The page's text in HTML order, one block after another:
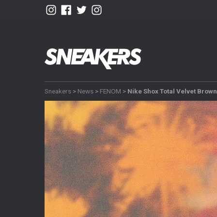
Sneakers > News > FENOM > Nike Shox Total Velvet Brown